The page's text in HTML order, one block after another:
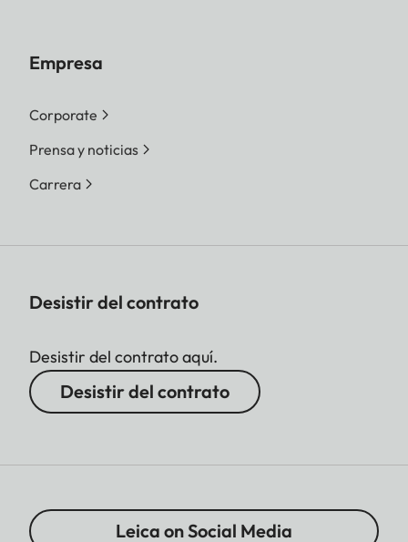
Empresa
Corporate
Prensa y noticias
Carrera
Desistir del contrato
Desistir del contrato aquí.
Desistir del contrato
Leica on Social Media